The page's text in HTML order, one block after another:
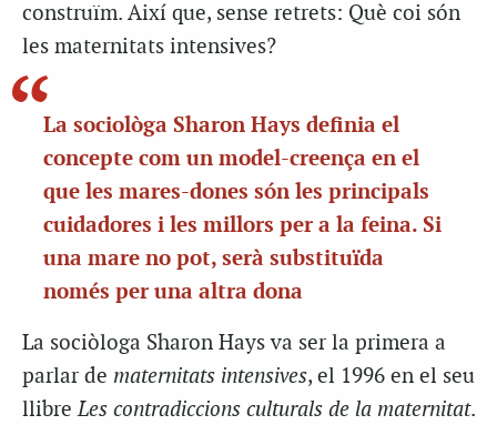
construïm. Així que, sense retrets: Què coi són
les maternitats intensives?
La sociològa Sharon Hays definia el
concepte com un model-creença en el
que les mares-dones són les principals
cuidadores i les millors per a la feina. Si
una mare no pot, serà substituïda
només per una altra dona
La sociòloga Sharon Hays va ser la primera a
parlar de maternitats intensives, el 1996 en el seu
llibreLes contradiccions culturals de la maternitat.